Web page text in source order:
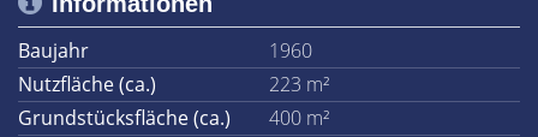
Baujahr
1960
Nutzfläche (ca.)
223 m²
Grundstücksfläche (ca.)
400 m²